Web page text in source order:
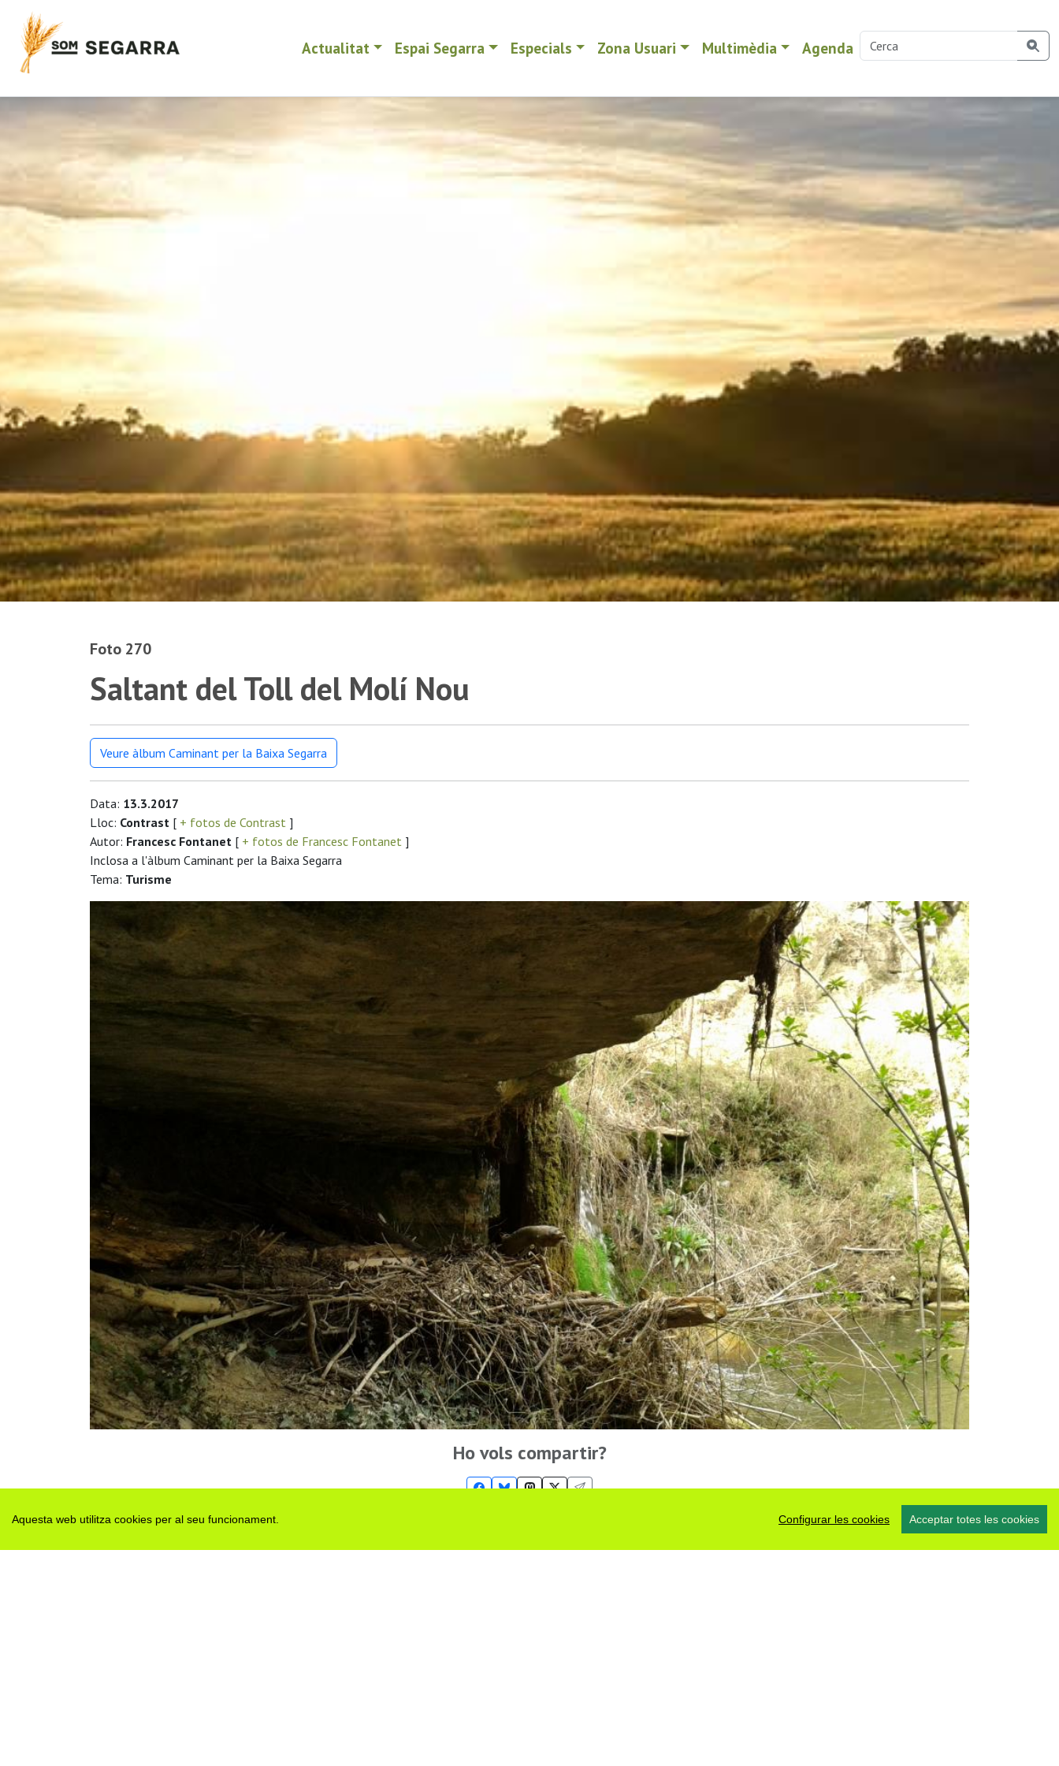
Aquesta web utilitza cookies per al seu funcionament. Configurar les cookies Acceptar totes les cookies
Actualitat Espai Segarra Especials Zona Usuari Multimèdia Agenda
Foto 270
Saltant del Toll del Molí Nou
Veure àlbum Caminant per la Baixa Segarra
Data: 13.3.2017
Lloc: Contrast [ + fotos de Contrast ]
Autor: Francesc Fontanet [ + fotos de Francesc Fontanet ]
Inclosa a l'àlbum Caminant per la Baixa Segarra
Tema: Turisme
Ho vols compartir?